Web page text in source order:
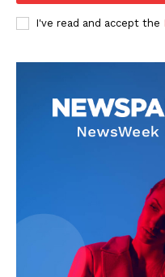
I've read and accept the